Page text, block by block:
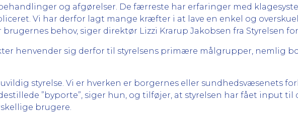
og afgørelser. De færreste har erfaringer med
Vi har derfor lagt mange kræfter i at lave en enkel og
behov, siger direktør Lizzi Krarup Jakobsen fra Styrelsen
henvender sig derfor til styrelsens primære målgrupper, nemlig
uvildig styrelse. Vi er hverken er borgernes eller sundhedsvæsenets
”byporte”, siger hun, og tilføjer, at styrelsen har fået input til
brugere.